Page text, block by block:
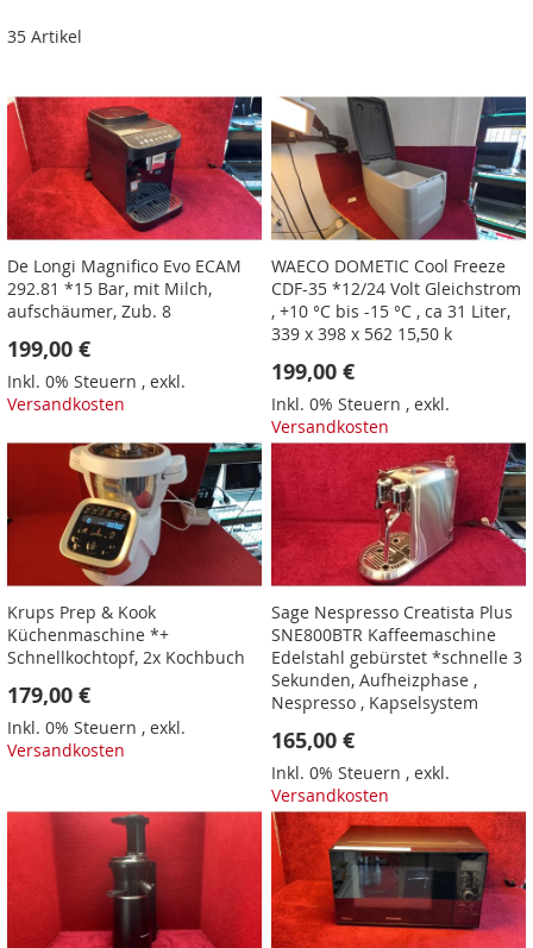
35 Artikel
De Longi Magnifico Evo ECAM
292.81 *15 Bar, mit Milch,
aufschäumer, Zub. 8
199,00 €
Inkl. 0% Steuern , exkl.
Versandkosten
WAECO DOMETIC Cool Freeze
CDF-35 *12/24 Volt Gleichstrom
, +10 °C bis -15 °C , ca 31 Liter,
339 x 398 x 562 15,50 k
199,00 €
Inkl. 0% Steuern ,exkl.
Versandkosten
Krups Prep & Kook
Küchenmaschine *+
Schnellkochtopf, 2x Kochbuch
179,00 €
Inkl. 0% Steuern , exkl.
Versandkosten
Sage Nespresso Creatista Plus
SNE800BTR Kaffeemaschine
Edelstahl gebürstet *schnelle 3
Sekunden, Aufheizphase ,
Nespresso , Kapselsystem
165,00 €
Inkl. 0% Steuern ,exkl.
Versandkosten